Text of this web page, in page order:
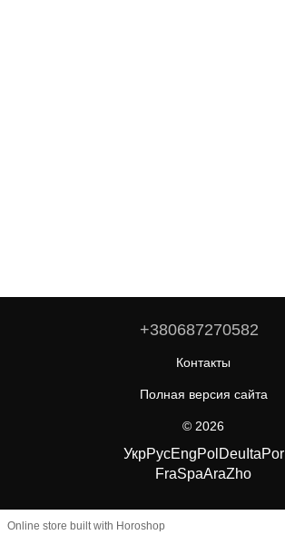
+380687270582
Контакты
Полная версия сайта
© 2026
УкрРусEngPol Deu ItaPor
FraSpaAraZho
Online store built with Horoshop